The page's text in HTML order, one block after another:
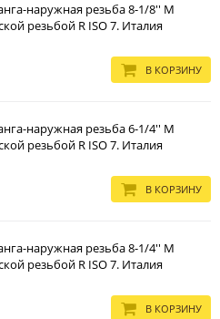
наружная резьба 8-1/8'' M
резьбой R ISO 7. Италия
В КОРЗИНУ
наружная резьба 6-1/4'' M
резьбой R ISO 7. Италия
В КОРЗИНУ
наружная резьба 8-1/4'' M
резьбой R ISO 7. Италия
В КОРЗИНУ